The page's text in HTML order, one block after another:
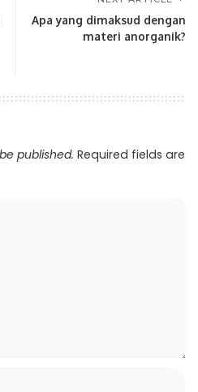
Apa yang dimaksud dengan
materi anorganik?
published. Required fields are